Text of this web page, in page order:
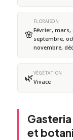
🌸
FLORAISON
Février, mars,
septembre,
novembre,
🌿VÉGÉTATION
Vivace
et